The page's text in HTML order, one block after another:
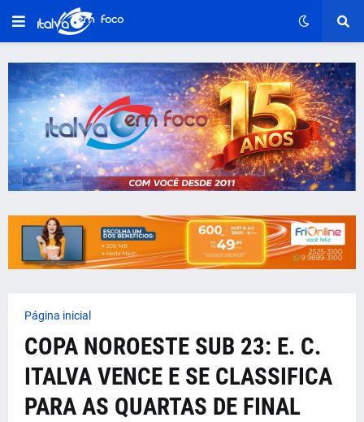
Página inicial
COPA NOROESTE SUB 23: E. C.
ITALVA VENCE E SE CLASSIFICA
PARA AS QUARTAS DE FINAL